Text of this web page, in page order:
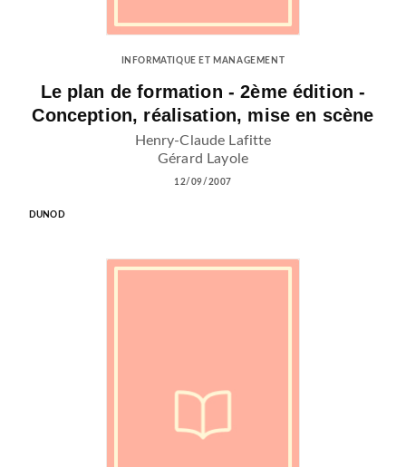
INFORMATIQUE ET MANAGEMENT
Le plan de formation - 2ème édition -
Conception, réalisation, mise en scène
Henry-Claude Lafitte
Gérard Layole
12/09/2007
DUNOD